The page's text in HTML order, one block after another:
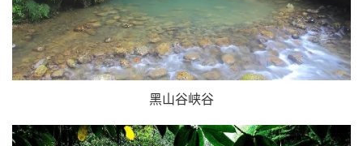
黑山谷峡谷